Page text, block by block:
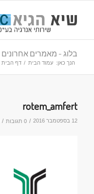
בלוג - מאמרים אחרונים
הנך כאן: עמוד הבית / דף הבית
rotem_amfert
12 בספטמבר 2016 / 0 תגובות /